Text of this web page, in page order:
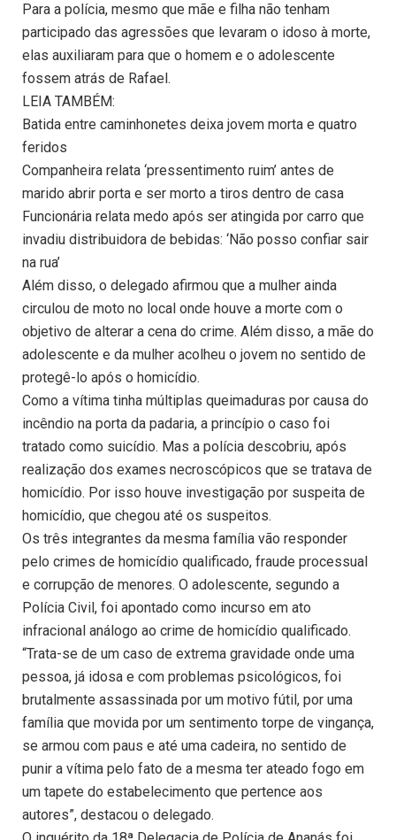
Para a polícia, mesmo que mãe e filha não tenham
participado das agressões que levaram o idoso à morte,
elas auxiliaram para que o homem e o adolescente
fossem atrás de Rafael.
LEIA TAMBÉM:
Batida entre caminhonetes deixa jovem morta e quatro
feridos
Companheira relata ‘pressentimento ruim’ antes de
marido abrir porta e ser morto a tiros dentro de casa
Funcionária relata medo após ser atingida por carro que
invadiu distribuidora de bebidas: ‘Não posso confiar sair
na rua’
Além disso, o delegado afirmou que a mulher ainda
circulou de moto no local onde houve a morte com o
objetivo de alterar a cena do crime. Além disso, a mãe do
adolescente e da mulher acolheu o jovem no sentido de
protegê-lo após o homicídio.
Como a vítima tinha múltiplas queimaduras por causa do
incêndio na porta da padaria, a princípio o caso foi
tratado como suicídio. Mas a polícia descobriu, após
realização dos exames necroscópicos que se tratava de
homicídio. Por isso houve investigação por suspeita de
homicídio, que chegou até os suspeitos.
Os três integrantes da mesma família vão responder
pelo crimes de homicídio qualificado, fraude processual
e corrupção de menores. O adolescente, segundo a
Polícia Civil, foi apontado como incurso em ato
infracional análogo ao crime de homicídio qualificado.
“Trata-se de um caso de extrema gravidade onde uma
pessoa, já idosa e com problemas psicológicos, foi
brutalmente assassinada por um motivo fútil, por uma
família que movida por um sentimento torpe de vingança,
se armou com paus e até uma cadeira, no sentido de
punir a vítima pelo fato de a mesma ter ateado fogo em
um tapete do estabelecimento que pertence aos
autores”, destacou o delegado.